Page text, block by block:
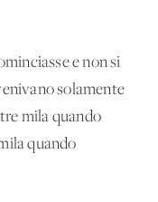
e non si
solamente
mila quando
quando